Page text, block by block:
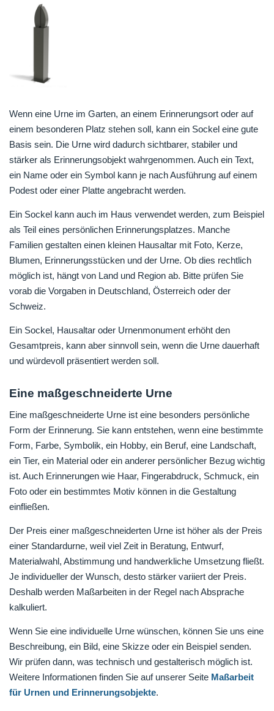
Wenn eine Urne im Garten, an einem Erinnerungsort oder auf
einem besonderen Platz stehen soll, kann ein Sockel eine gute
Basis sein. Die Urne wird dadurch sichtbarer, stabiler und
stärker als Erinnerungsobjekt wahrgenommen. Auch ein Text,
ein Name oder ein Symbol kann je nach Ausführung auf einem
Podest oder einer Platte angebracht werden.
Ein Sockel kann auch im Haus verwendet werden, zum Beispiel
als Teil eines persönlichen Erinnerungsplatzes. Manche
Familien gestalten einen kleinen Hausaltar mit Foto, Kerze,
Blumen, Erinnerungsstücken und der Urne. Ob dies rechtlich
möglich ist, hängt von Land und Region ab. Bitte prüfen Sie
vorab die Vorgaben in Deutschland, Österreich oder der
Schweiz.
Ein Sockel, Hausaltar oder Urnenmonument erhöht den
Gesamtpreis, kann aber sinnvoll sein, wenn die Urne dauerhaft
und würdevoll präsentiert werden soll.
Eine maßgeschneiderte Urne
Eine maßgeschneiderte Urne ist eine besonders persönliche
Form der Erinnerung. Sie kann entstehen, wenn eine bestimmte
Form, Farbe, Symbolik, ein Hobby, ein Beruf, eine Landschaft,
ein Tier, ein Material oder ein anderer persönlicher Bezug wichtig
ist. Auch Erinnerungen wie Haar, Fingerabdruck, Schmuck, ein
Foto oder ein bestimmtes Motiv können in die Gestaltung
einfließen.
Der Preis einer maßgeschneiderten Urne ist höher als der Preis
einer Standardurne, weil viel Zeit in Beratung, Entwurf,
Materialwahl, Abstimmung und handwerkliche Umsetzung fließt.
Je individueller der Wunsch, desto stärker variiert der Preis.
Deshalb werden Maßarbeiten in der Regel nach Absprache
kalkuliert.
Wenn Sie eine individuelle Urne wünschen, können Sie uns eine
Beschreibung, ein Bild, eine Skizze oder ein Beispiel senden.
Wir prüfen dann, was technisch und gestalterisch möglich ist.
Weitere Informationen finden Sie auf unserer Seite Maßarbeit
für Urnen und Erinnerungsobjekte.